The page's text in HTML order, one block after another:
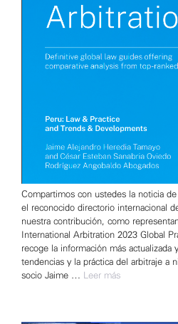
Compartimos con ustedes la noticia
el reconocido directorio internacional
nuestra contribución, como
International Arbitration 2023 Global
recoge la información más actualizada
tendencias y la práctica del arbitraje a
socio Jaime …
Leer más